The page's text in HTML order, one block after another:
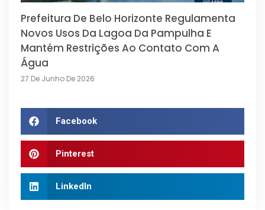
Prefeitura De Belo Horizonte Regulamenta
Novos Usos Da Lagoa Da Pampulha E
Mantém Restrições Ao Contato Com A
Água
27 De Junho De 2026
Facebook
Pinterest
LinkedIn